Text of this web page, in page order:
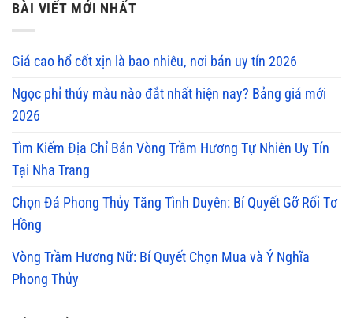
BÀI VIẾT MỚI NHẤT
Giá cao hổ cốt xịn là bao nhiêu, nơi bán uy tín 2026
Ngọc phỉ thúy màu nào đắt nhất hiện nay? Bảng giá mới
2026
Tìm Kiếm Địa Chỉ Bán Vòng Trầm Hương Tự Nhiên Uy Tín
Tại Nha Trang
Chọn Đá Phong Thủy Tăng Tình Duyên: Bí Quyết Gỡ Rối Tơ
Hồng
Vòng Trầm Hương Nữ: Bí Quyết Chọn Mua và Ý Nghĩa
Phong Thủy